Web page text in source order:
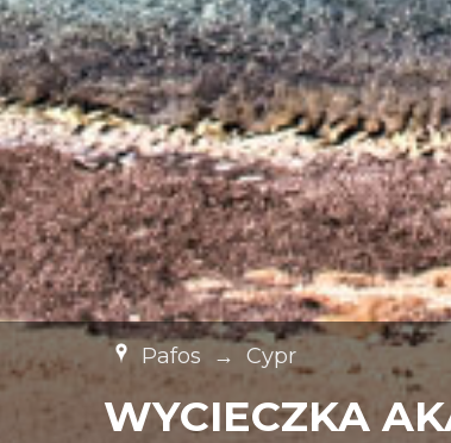
Pafos → Cypr
WYCIECZKA